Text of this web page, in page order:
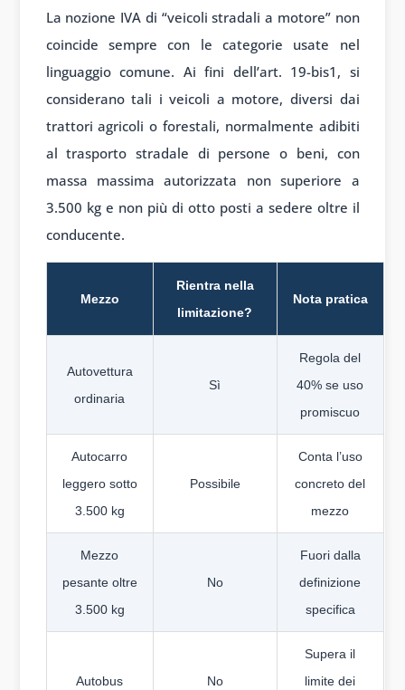
La nozione IVA di “veicoli stradali a motore” non
coincide sempre con le categorie usate nel
linguaggio comune. Ai fini dell’art. 19-bis1, si
considerano tali i veicoli a motore, diversi dai
trattori agricoli o forestali, normalmente adibiti
al trasporto stradale di persone o beni, con
massa massima autorizzata non superiore a
3.500 kg e non più di otto posti a sedere oltre il
conducente.
Mezzo
Rientra nella
limitazione?
Nota pratica
Autovettura
ordinaria
Sì
Regola del
40% se uso
promiscuo
Autocarro
leggero sotto
3.500 kg
Possibile
Conta l’uso
concreto del
mezzo
Mezzo
pesante oltre
3.500 kg
No
Fuori dalla
definizione
specifica
Autobus No
Supera il
limite dei